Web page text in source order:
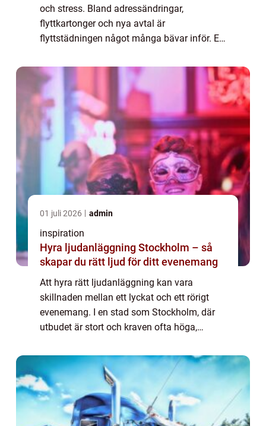
och stress. Bland adressändringar,
flyttkartonger och nya avtal är
flyttstädningen något många bävar inför. En
för att lämna bostaden i godkänt skick,
undvika onö...
01 juli 2026 admin
inspiration
Hyra ljudanläggning Stockholm – så
skapar du rätt ljud för ditt evenemang
Att hyra rätt ljudanläggning kan vara
skillnaden mellan ett lyckat och ett rörigt
evenemang. I en stad som Stockholm, där
utbudet är stort och kraven ofta höga,
En...